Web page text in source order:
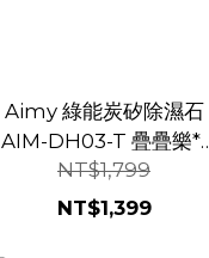
Aimy 綠能炭矽除濕石
AIM-DH03-T 疊疊樂*1
組 日本設計/台灣製造
【八月底出貨】
NT$1,799
NT$1,399